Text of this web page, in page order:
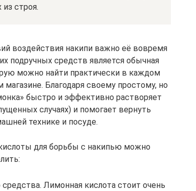
строя.
воздействия накипи важно её вовремя
подручных средств является обычная
можно найти практически в каждом
Благодаря своему простому, но
быстро и эффективно растворяет
случаях) и помогает вернуть
технике и посуде.
для борьбы с накипью можно
Лимонная кислота стоит очень